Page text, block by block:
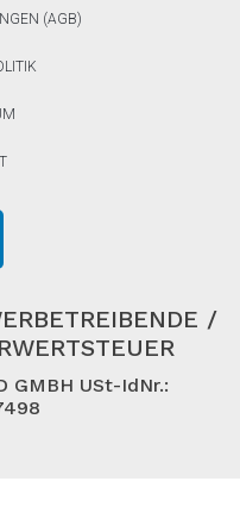
(AGB)
/
GMBH USt-IdNr.: